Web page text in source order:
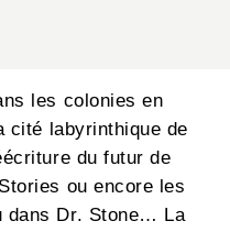
les colonies en
cité labyrinthique de
du futur de
ou encore les
dans Dr. Stone… La